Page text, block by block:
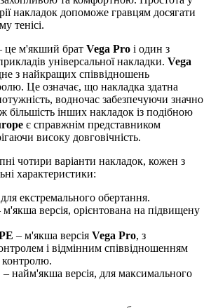
накладок допоможе гравцям досягати
тенісі.
це м'якший брат Vega Pro і один з
універсальної накладки. Vega
з найкращих співвідношень
Це означає, що накладка здатна
водночас забезпечуючи значно
більшість інших накладок із подібною
є справжнім представником
високу довговічність.
чотири варіанти накладок, кожен з
характеристики:
екстремального обертання.
м'якша версія, орієнтована на підвищену
– м'якша версія Vega Pro, з
і відмінним співвідношенням
контролю.
– найм'якша версія, для максимального